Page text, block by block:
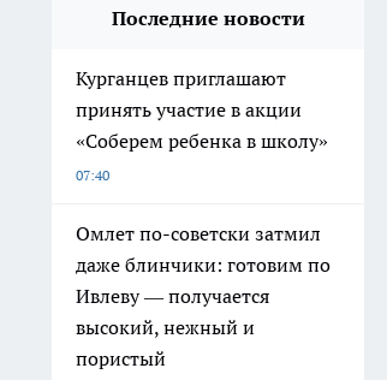
Последние новости
Курганцев приглашают
принять участие в акции
«Соберем ребенка в школу»
07:40
Омлет по-советски затмил
даже блинчики: готовим по
Ивлеву — получается
высокий, нежный и
пористый